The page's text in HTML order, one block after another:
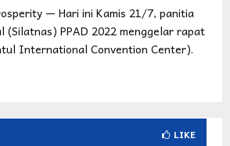
— Hari ini Kamis 21/7, panitia
(Silatnas) PPAD 2022 menggelar rapat
International Convention Center).
LIKE